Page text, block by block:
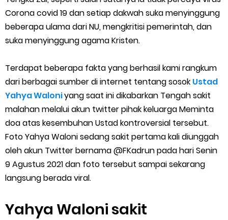
5 Versi Map Paling Gacor Untuk Ojek Online
Penyebab dan Cara Memulihkan Akun Gojek Dibekukan
Cara Menggunakan Paket Telkomsel Mitra Gojek
5 Cara Top Up InDriver dengan Mudah
10 Cara Jitu Autobid Untuk Lala Motor dan Mobil 2023
Batas Saldo Untuk Akun Gopay Biasa dan Upgrade
Cara Mudah Melihat QR dan Barcode Shopeepay
Corona covid 19 dan setiap dakwah suka menyinggung
beberapa ulama dari NU, mengkritisi pemerintah, dan
suka menyinggung agama Kristen.
Terdapat beberapa fakta yang berhasil kami rangkum
dari berbagai sumber di internet tentang sosok Ustad
Yahya Waloniyang saat ini dikabarkan Tengah sakit
malahan melalui akun twitter pihak keluarga Meminta
doa atas kesembuhan Ustad kontroversial tersebut.
Foto Yahya Waloni sedang sakit pertama kali diunggah
oleh akun Twitter bernama @FKadrun pada hari Senin
9 Agustus 2021 dan foto tersebut sampai sekarang
langsung berada viral.
Yahya Waloni sakit